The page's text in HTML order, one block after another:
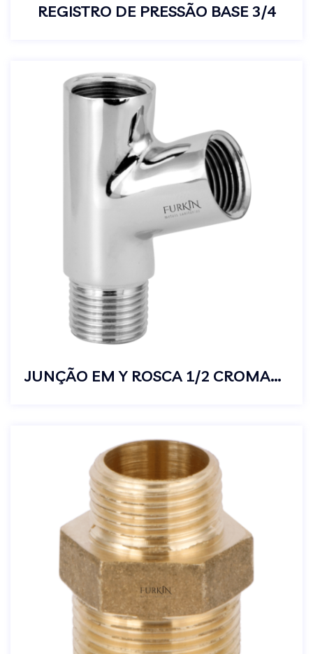
REGISTRO DE PRESSÃO BASE 3/4
JUNÇÃO EM Y ROSCA 1/2 CROMADO